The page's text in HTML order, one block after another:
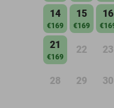
14
€169
15
€169
16
21
€169
22 23
28 29 30